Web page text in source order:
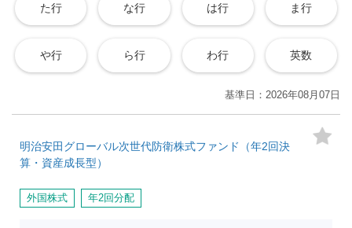
た行 な行 は行 ま行
や行 ら行 わ行 英数
基準日 2026年08月07日
明治安田グローバル次世代防衛株式ファンド（年2回決
算・資産成長型）
外国株式 年2回分配